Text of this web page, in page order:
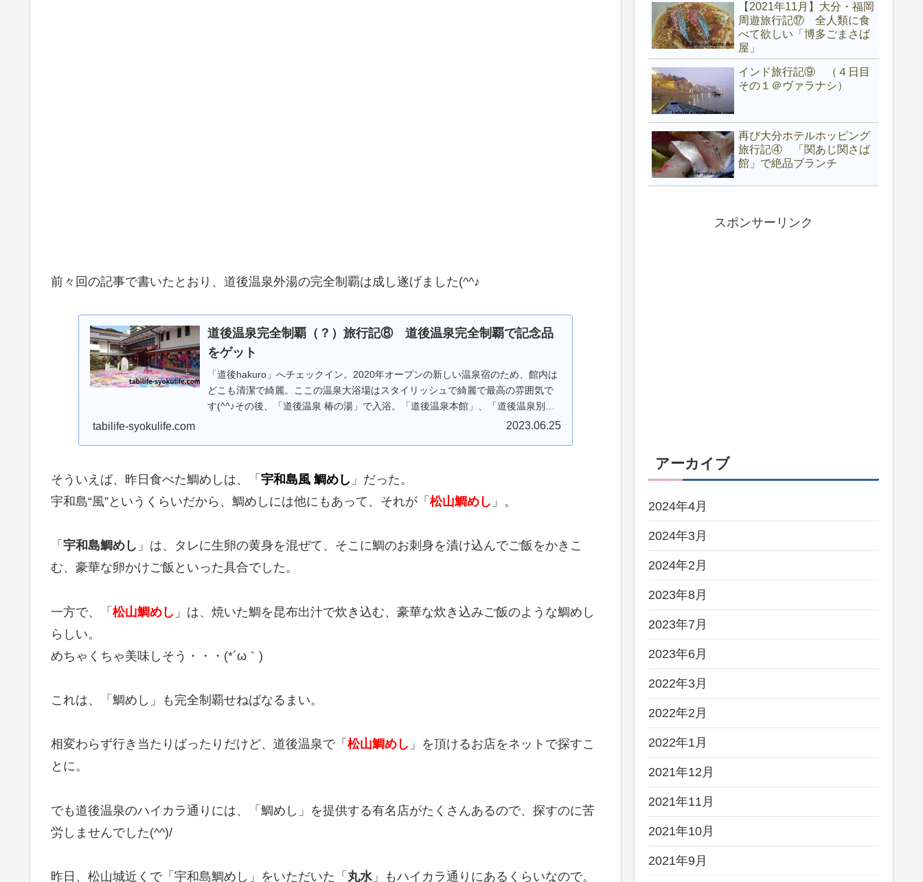
前々回の記事で書いたとおり、道後温泉外湯の完全制覇は成し遂げました(^^♪
道後温泉完全制覇（？）旅行記⑧ 道後温泉完全制覇で記念品
をゲット
「道後hakuro」へチェックイン。2020年オープンの新しい温泉宿のため、館内は
どこも清潔で綺麗。ここの温泉大浴場はスタイリッシュで綺麗で最高の雰囲気で
す(^^♪その後、「道後温泉 椿の湯」で入浴。「道後温泉本館」、「道後温泉別館
飛鳥乃湯泉」と3つの湯めぐりスタンプラリー制覇で記念品をゲットしました(^^)/
tabilife-syokulife.com 2023.06.25
そういえば、昨日食べた鯛めしは、「 宇和島風 鯛めし 」だった。
宇和島“風”というくらいだから、鯛めしには他にもあって、それが「 松山鯛めし 」。
「 宇和島鯛めし 」は、タレに生卵の黄身を混ぜて、そこに鯛のお刺身を漬け込んでご飯をかきこ
む、豪華な卵かけご飯といった具合でした。
一方で、「 松山鯛めし 」は、焼いた鯛を昆布出汁で炊き込む、豪華な炊き込みご飯のような鯛めし
らしい。
めちゃくちゃ美味しそう・・・(*´ω｀)
これは、「鯛めし」も完全制覇せねばなるまい。
相変わらず行き当たりばったりだけど、道後温泉で「 松山鯛めし 」を頂けるお店をネットで探すこ
とに。
でも道後温泉のハイカラ通りには、「鯛めし」を提供する有名店がたくさんあるので、探すのに苦
労しませんでした(^^)/
昨日、松山城近くで「宇和島鯛めし」をいただいた「 丸水 」もハイカラ通りにあるくらいなので。
【2021年11月】大分・福岡
周遊旅行記⑰ 全人類に食
べて欲しい「博多ごまさば
屋」
インド旅行記⑨ （４日目
その１＠ヴァラナシ）
再び大分ホテルホッピング
旅行記④ 「関あじ関さば
館」で絶品ブランチ
スポンサーリンク
アーカイブ
2024年4月
2024年3月
2024年2月
2023年8月
2023年7月
2023年6月
2022年3月
2022年2月
2022年1月
2021年12月
2021年11月
2021年10月
2021年9月